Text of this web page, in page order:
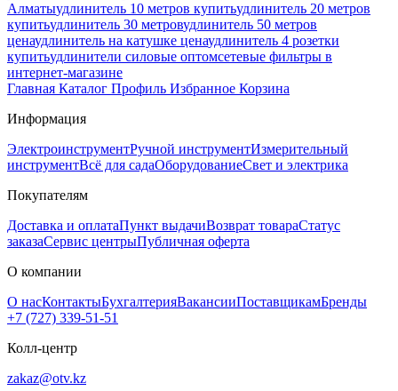
Алматыудлинитель 10 метров купитьудлинитель 20 метров
купитьудлинитель 30 метровудлинитель 50 метров
ценаудлинитель на катушке ценаудлинитель 4 розетки
купитьудлинители силовые оптомсетевые фильтры в
интернет-магазине
Главная Каталог Профиль Избранное Корзина
Информация
ЭлектроинструментРучной инструментИзмерительный
инструментВсё для садаОборудованиеСвет и электрика
Покупателям
Доставка и оплатаПункт выдачиВозврат товараСтатус
заказаСервис центрыПубличная оферта
О компании
О насКонтактыБухгалтерияВакансииПоставщикамБренды
+7 (727) 339-51-51
Колл-центр
zakaz@otv.kz